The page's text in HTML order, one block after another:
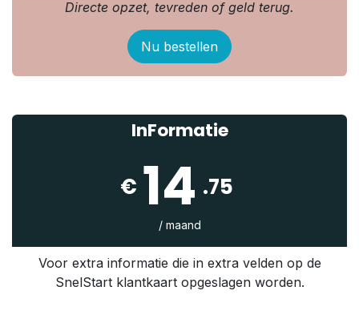
Directe opzet, tevreden of geld terug.
Nu bestellen
InFormatie
€ 14 .75
/ maand
Voor extra informatie die in extra velden op de
SnelStart klantkaart opgeslagen worden.